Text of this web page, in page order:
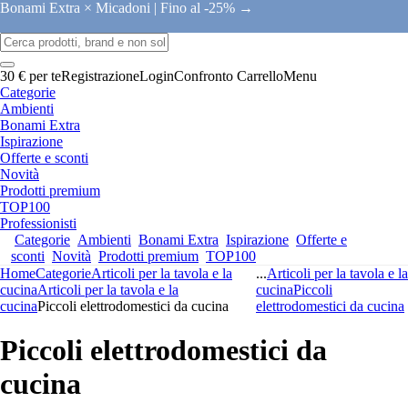
Bonami Extra × Micadoni | Fino al -25% →
30 € per teRegistrazioneLoginConfronto CarrelloMenu
Categorie
Ambienti
Bonami Extra
Ispirazione
Offerte e sconti
Novità
Prodotti premium
TOP100
Professionisti
Categorie Ambienti Bonami Extra Ispirazione Offerte e
sconti Novità Prodotti premium TOP100
HomeCategorieArticoli per la tavola e la
cucinaArticoli per la tavola e la
cucinaPiccoli elettrodomestici da cucina
...Articoli per la tavola e la
cucinaPiccoli
elettrodomestici da cucina
Piccoli elettrodomestici da
cucina